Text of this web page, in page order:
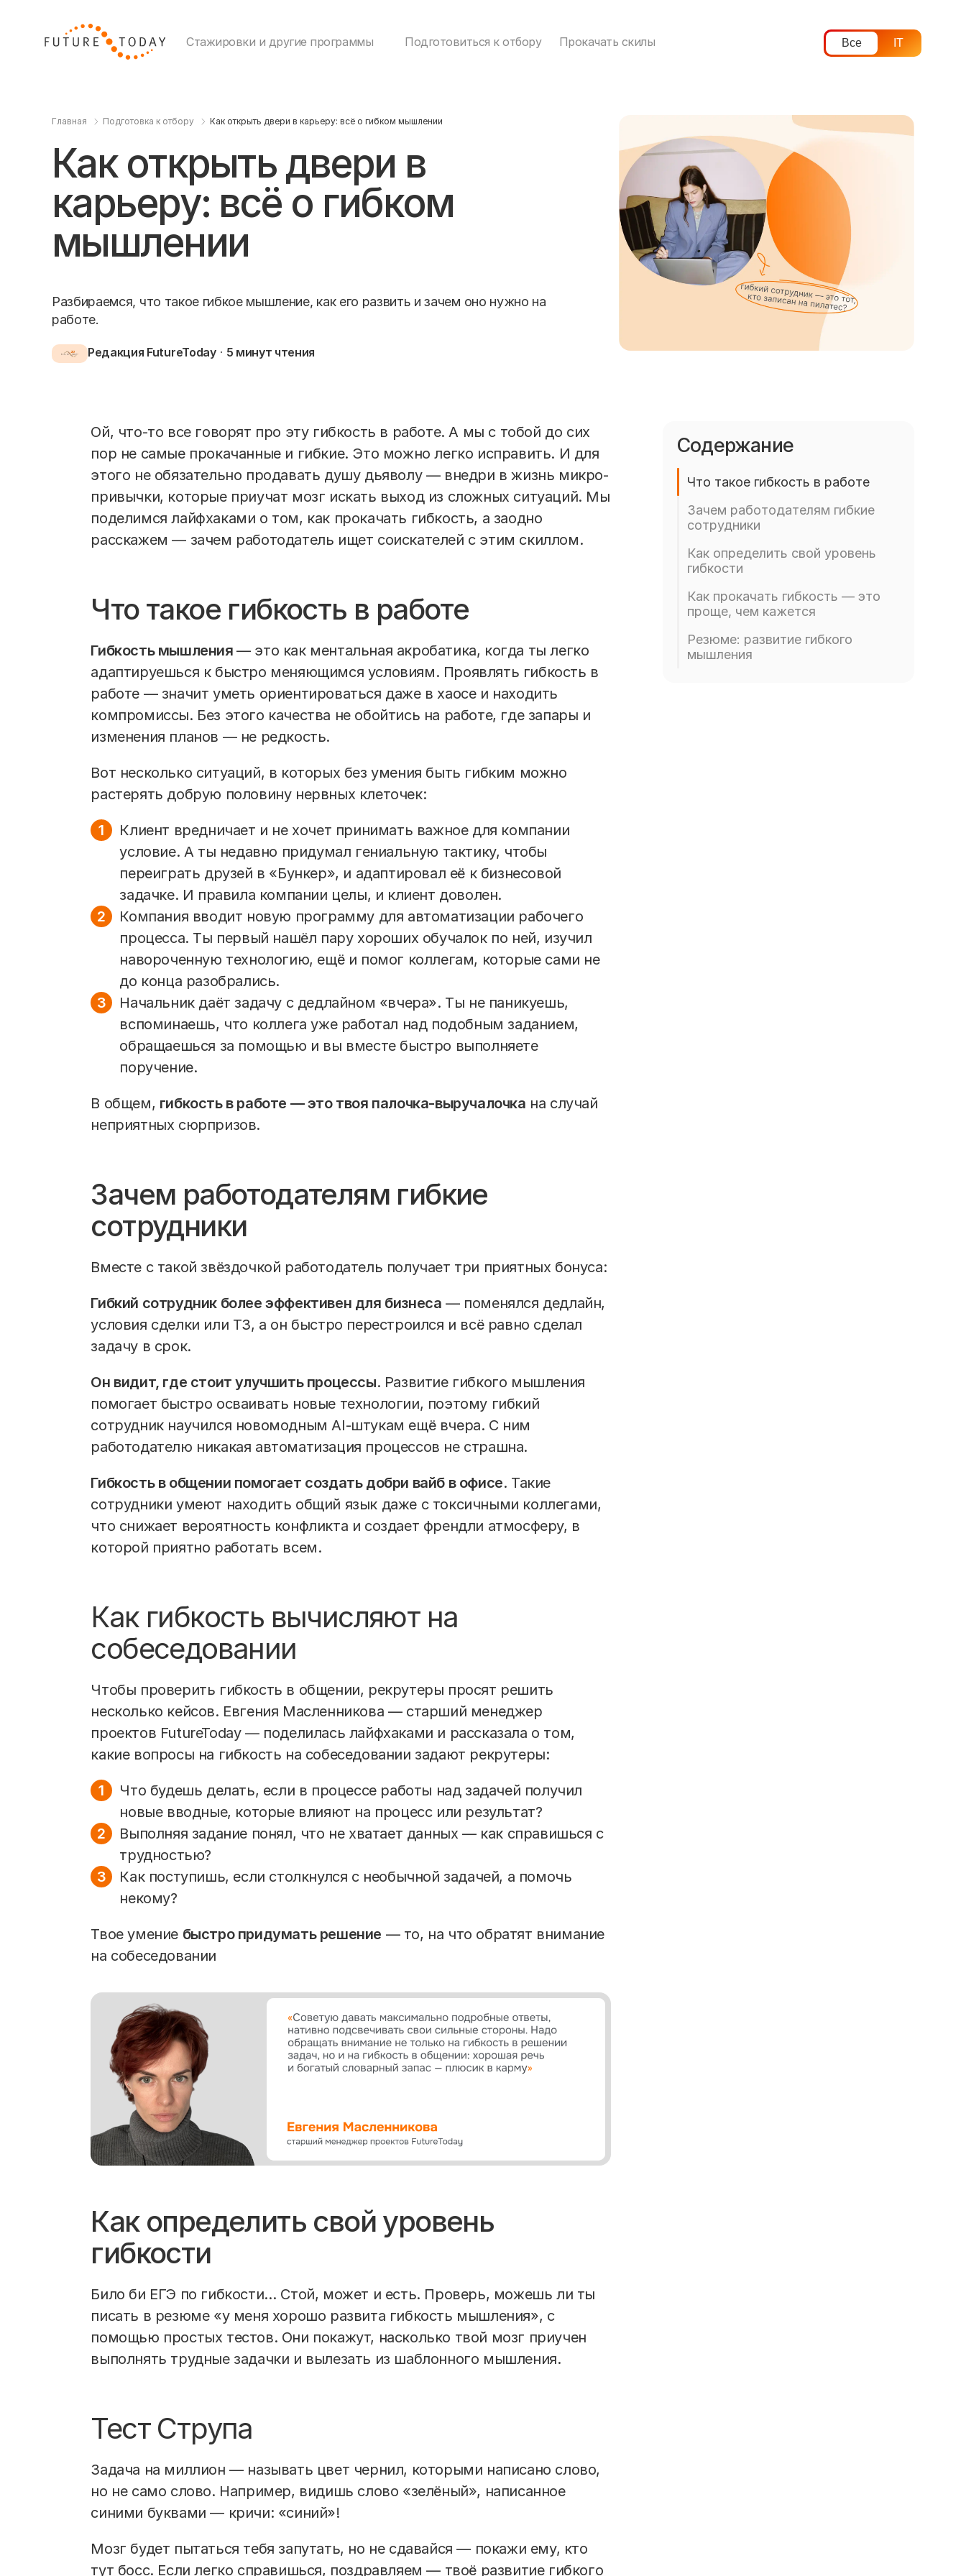
Стажировки и другие программы Подготовиться к отбору Прокачать скилы Все IT
Главная Подготовка к отбору Как открыть двери в карьеру: всё о гибком мышлении
Как открыть двери в
карьеру: всё о гибком
мышлении
Разбираемся, что такое гибкое мышление, как его развить и зачем оно нужно на
работе.
Редакция FutureToday 5 минут чтения
Ой, что-то все говорят про эту гибкость в работе. А мы с тобой до сих
пор не самые прокачанные и гибкие. Это можно легко исправить. И для
этого не обязательно продавать душу дьяволу — внедри в жизнь микро-
привычки, которые приучат мозг искать выход из сложных ситуаций. Мы
поделимся лайфхаками о том, как прокачать гибкость, а заодно
расскажем — зачем работодатель ищет соискателей с этим скиллом.
Что такое гибкость в работе
Гибкость мышления— это как ментальная акробатика, когда ты легко
адаптируешься к быстро меняющимся условиям. Проявлять гибкость в
работе — значит уметь ориентироваться даже в хаосе и находить
компромиссы. Без этого качества не обойтись на работе, где запары и
изменения планов — не редкость.
Вот несколько ситуаций, в которых без умения быть гибким можно
растерять добрую половину нервных клеточек:
Клиент вредничает и не хочет принимать важное для компании
условие. А ты недавно придумал гениальную тактику, чтобы
переиграть друзей в «Бункер», и адаптировал её к бизнесовой
задачке. И правила компании целы, и клиент доволен.
Компания вводит новую программу для автоматизации рабочего
процесса. Ты первый нашёл пару хороших обучалок по ней, изучил
навороченную технологию, ещё и помог коллегам, которые сами не
до конца разобрались.
Начальник даёт задачу с дедлайном «вчера». Ты не паникуешь,
вспоминаешь, что коллега уже работал над подобным заданием,
обращаешься за помощью и вы вместе быстро выполняете
поручение.
В общем, гибкость в работе — это твоя палочка-выручалочка на случай
неприятных сюрпризов.
Зачем работодателям гибкие
сотрудники
Вместе с такой звёздочкой работодатель получает три приятных бонуса:
Гибкий сотрудник более эффективен для бизнеса — поменялся дедлайн,
условия сделки или ТЗ, а он быстро перестроился и всё равно сделал
задачу в срок.
Он видит, где стоит улучшить процессы. Развитие гибкого мышления
помогает быстро осваивать новые технологии, поэтому гибкий
сотрудник научился новомодным AI-штукам ещё вчера. С ним
работодателю никакая автоматизация процессов не страшна.
Гибкость в общении помогает создать добри вайб в офисе. Такие
сотрудники умеют находить общий язык даже с токсичными коллегами,
что снижает вероятность конфликта и создает френдли атмосферу, в
которой приятно работать всем.
Как гибкость вычисляют на
собеседовании
Чтобы проверить гибкость в общении, рекрутеры просят решить
несколько кейсов. Евгения Масленникова — старший менеджер
проектов FutureToday — поделилась лайфхаками и рассказала о том,
какие вопросы на гибкость на собеседовании задают рекрутеры:
Что будешь делать, если в процессе работы над задачей получил
новые вводные, которые влияют на процесс или результат?
Выполняя задание понял, что не хватает данных — как справишься с
трудностью?
Как поступишь, если столкнулся с необычной задачей, а помочь
некому?
Твое умение быстро придумать решение — то, на что обратят внимание
на собеседовании
Как определить свой уровень
гибкости
Било би ЕГЭ по гибкости… Стой, может и есть. Проверь, можешь ли ты
писать в резюме «у меня хорошо развита гибкость мышления», с
помощью простых тестов. Они покажут, насколько твой мозг приучен
выполнять трудные задачки и вылезать из шаблонного мышления.
Тест Струпа
Задача на миллион — называть цвет чернил, которыми написано слово,
но не само слово. Например, видишь слово «зелёный», написанное
синими буквами — кричи: «синий»!
Мозг будет пытаться тебя запутать, но не сдавайся — покажи ему, кто
тут босс. Если легко справишься, поздравляем — твоё развитие гибкого
Содержание
Что такое гибкость в работе
Зачем работодателям гибкие
сотрудники
Как определить свой уровень
гибкости
Как прокачать гибкость — это
проще, чем кажется
Резюме: развитие гибкого
мышления